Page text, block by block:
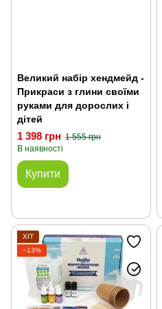
Великий набір хендмейд -
Прикраси з глини своїми
руками для дорослих і
дітей
1 398 грн 1 555 грн
В наявності
Купити
ХІТ
−13%